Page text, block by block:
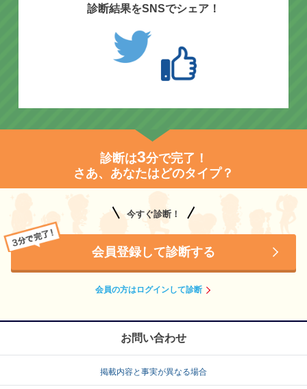
診断結果をSNSでシェア！
診断は3分で完了！
さあ、あなたはどのタイプ？
今すぐ診断！
会員登録して診断する
会員の方はログインして診断
お問い合わせ
掲載内容と事実が異なる場合